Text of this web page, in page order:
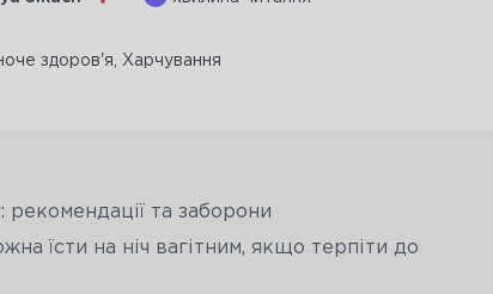
здоров'я Харчування
рекомендації та заборони
їсти на ніч вагітним, якщо терпіти до